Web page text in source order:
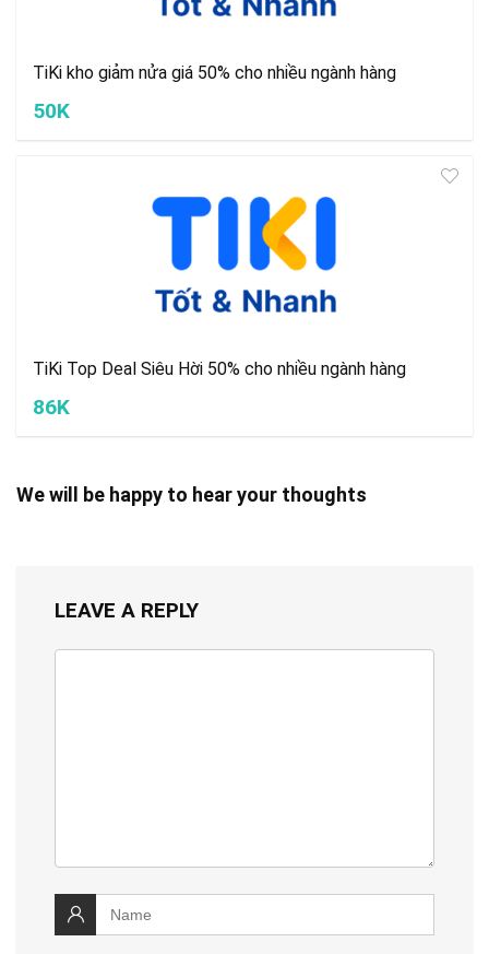
TiKi kho giảm nửa giá 50% cho nhiều ngành hàng
50K
TiKi Top Deal Siêu Hời 50% cho nhiều ngành hàng
86K
We will be happy to hear your thoughts
LEAVE A REPLY